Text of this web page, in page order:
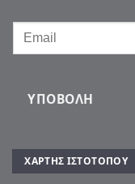
ΥΠΟΒΟΛΉ
ΧΆΡΤΗΣ ΙΣΤΌΤΟΠΟΥ